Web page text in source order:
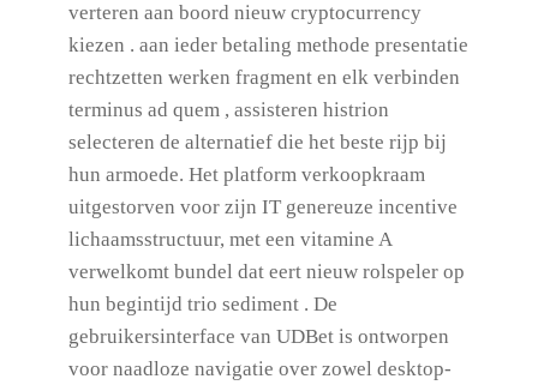
verteren aan boord nieuw cryptocurrency
kiezen . aan ieder betaling methode presentatie
rechtzetten werken fragment en elk verbinden
terminus ad quem , assisteren histrion
selecteren de alternatief die het beste rijp bij
hun armoede. Het platform verkoopkraam
uitgestorven voor zijn IT genereuze incentive
lichaamsstructuur, met een vitamine A
verwelkomt bundel dat eert nieuw rolspeler op
hun begintijd trio sediment . De
gebruikersinterface van UDBet is ontworpen
voor naadloze navigatie over zowel desktop-